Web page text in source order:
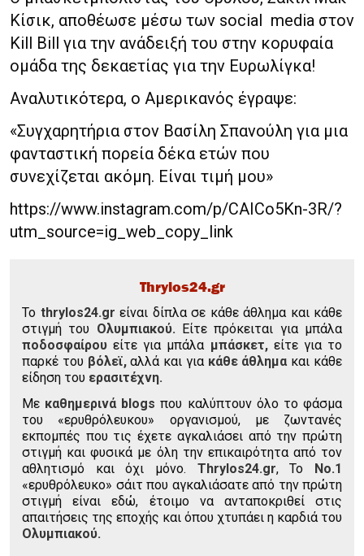
Κίσικ, αποθέωσε μέσω των social media στον
Kill Bill για την ανάδειξή του στην κορυφαία
ομάδα της δεκαετίας για την Ευρωλίγκα!
Αναλυτικότερα, ο Αμερικανός έγραψε:
«Συγχαρητήρια στον Βασίλη Σπανούλη για μια
φανταστική πορεία δέκα ετών που
συνεχίζεται ακόμη. Είναι τιμή μου»
https://www.instagram.com/p/CAICo5Kn-3R/?
utm_source=ig_web_copy_link
Thrylos24.gr
To thrylos24.gr είναι δίπλα σε κάθε άθλημα και κάθε
στιγμή του Ολυμπιακού. Είτε πρόκειται για μπάλα
ποδοσφαίρου είτε για μπάλα μπάσκετ,είτε για το
παρκέ του βόλεϊ,αλλά και για κάθε άθλημα και κάθε
είδηση του ερασιτέχνη.
Με καθημερινά blogs που καλύπτουν όλο το φάσμα
του «ερυθρόλευκου» οργανισμού, με ζωντανές
εκπομπές που τις έχετε αγκαλιάσει από την πρώτη
στιγμή και φυσικά με όλη την επικαιρότητα από τον
αθλητισμό και όχι μόνο. Thrylos24.gr, Το Νο.1
«ερυθρόλευκο» σάιτ που αγκαλιάσατε από την πρώτη
στιγμή είναι εδώ, έτοιμο να ανταποκριθεί στις
απαιτήσεις της εποχής και όπου χτυπάει η καρδιά του
Ολυμπιακού.